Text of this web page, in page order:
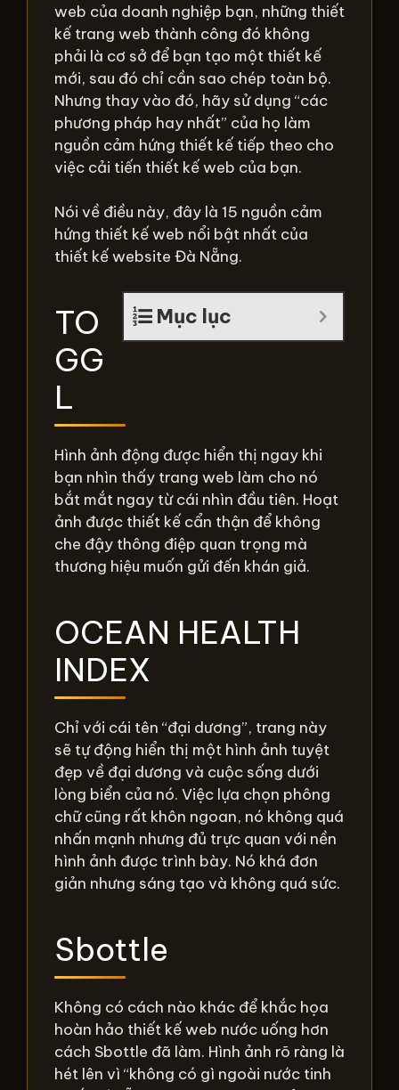
web của doanh nghiệp bạn, những thiết
kế trang web thành công đó không
phải là cơ sở để bạn tạo một thiết kế
mới, sau đó chỉ cần sao chép toàn bộ.
Nhưng thay vào đó, hãy sử dụng “các
phương pháp hay nhất” của họ làm
nguồn cảm hứng thiết kế tiếp theo cho
việc cải tiến thiết kế web của bạn.
Nói về điều này, đây là 15 nguồn cảm
hứng thiết kế web nổi bật nhất của
thiết kế website Đà Nẵng.
Mục lục
TO
GG
L
Hình ảnh động được hiển thị ngay khi
bạn nhìn thấy trang web làm cho nó
bắt mắt ngay từ cái nhìn đầu tiên. Hoạt
ảnh được thiết kế cẩn thận để không
che đậy thông điệp quan trọng mà
thương hiệu muốn gửi đến khán giả.
OCEAN HEALTH
INDEX
Chỉ với cái tên “đại dương”, trang này
sẽ tự động hiển thị một hình ảnh tuyệt
đẹp về đại dương và cuộc sống dưới
lòng biển của nó. Việc lựa chọn phông
chữ cũng rất khôn ngoan, nó không quá
nhấn mạnh nhưng đủ trực quan với nền
hình ảnh được trình bày. Nó khá đơn
giản nhưng sáng tạo và không quá sức.
Sbottle
Không có cách nào khác để khắc họa
hoàn hảo thiết kế web nước uống hơn
cách Sbottle đã làm. Hình ảnh rõ ràng là
hét lên vì “không có gì ngoài nước tinh